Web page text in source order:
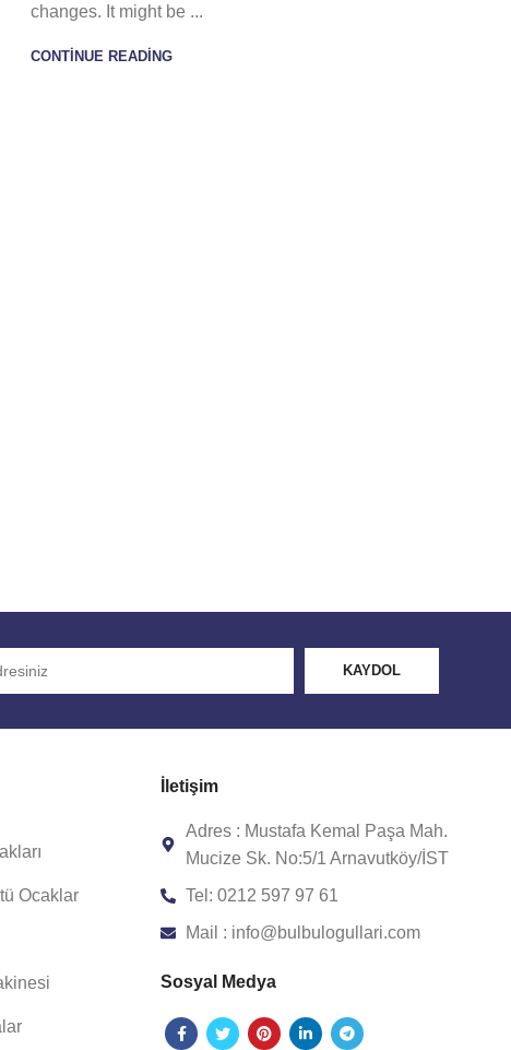
changes. It might be ...
CONTINUE READING
Ocaklar
İletişim
Adres : Mustafa Kemal Paşa Mah.
Mucize Sk. No:5/1 Arnavutköy/İST
Tel: 0212 597 97 61
Mail : info@bulbulogullari.com
Sosyal Medya